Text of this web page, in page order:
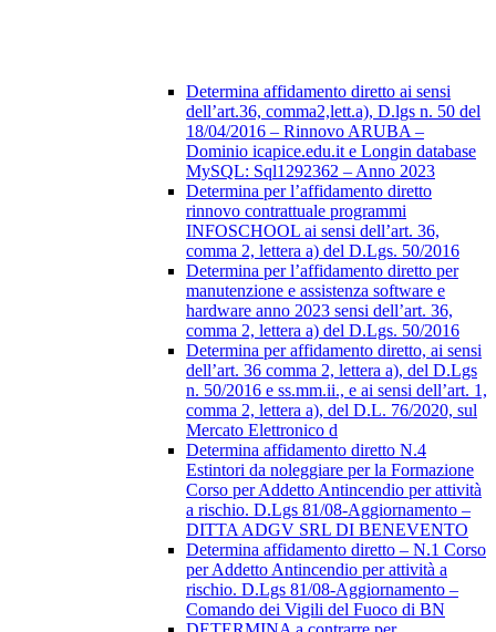
Determina affidamento diretto ai sensi
dell’art.36, comma2,lett.a), D.lgs n. 50 del
18/04/2016 – Rinnovo ARUBA –
Dominio icapice.edu.it e Longin database
MySQL: Sql1292362 – Anno 2023
Determina per l’affidamento diretto
rinnovo contrattuale programmi
INFOSCHOOL ai sensi dell’art. 36,
comma 2, lettera a) del D.Lgs. 50/2016
Determina per l’affidamento diretto per
manutenzione e assistenza software e
hardware anno 2023 sensi dell’art. 36,
comma 2, lettera a) del D.Lgs. 50/2016
Determina per affidamento diretto, ai sensi
dell’art. 36 comma 2, lettera a), del D.Lgs
n. 50/2016 e ss.mm.ii., e ai sensi dell’art. 1,
comma 2, lettera a), del D.L. 76/2020, sul
Mercato Elettronico d
Determina affidamento diretto N.4
Estintori da noleggiare per la Formazione
Corso per Addetto Antincendio per attività
a rischio. D.Lgs 81/08-Aggiornamento –
DITTA ADGV SRL DI BENEVENTO
Determina affidamento diretto – N.1 Corso
per Addetto Antincendio per attività a
rischio. D.Lgs 81/08-Aggiornamento –
Comando dei Vigili del Fuoco di BN